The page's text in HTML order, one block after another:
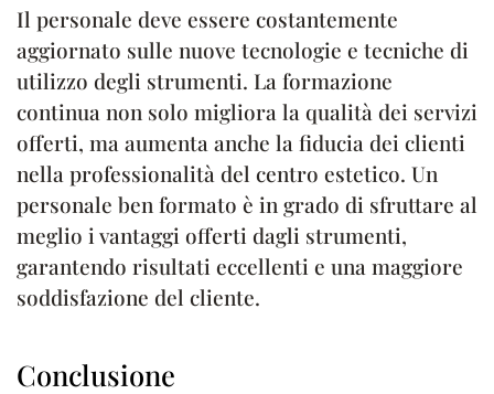
Il personale deve essere costantemente
aggiornato sulle nuove tecnologie e tecniche di
utilizzo degli strumenti. La formazione
continua non solo migliora la qualità dei servizi
offerti, ma aumenta anche la fiducia dei clienti
nella professionalità del centro estetico. Un
personale ben formato è in grado di sfruttare al
meglio i vantaggi offerti dagli strumenti,
garantendo risultati eccellenti e una maggiore
soddisfazione del cliente.
Conclusione